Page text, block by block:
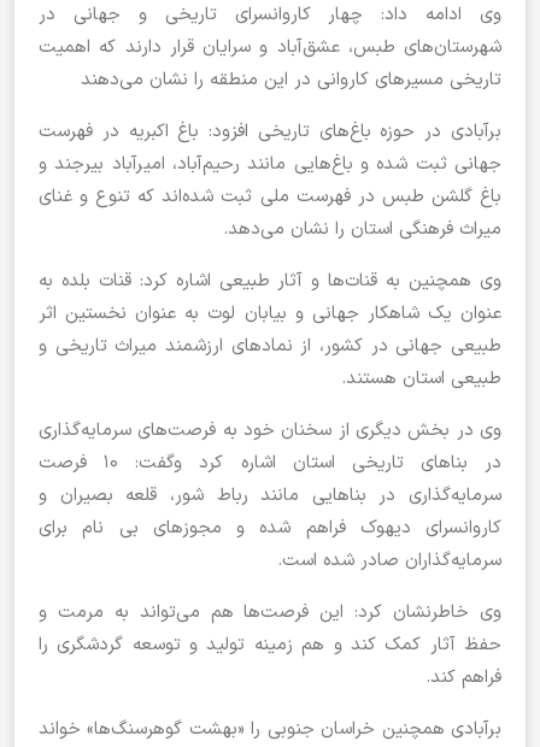
وی ادامه داد: چهار کاروانسرای تاریخی و جهانی در
شهرستان‌های طبس، عشق‌آباد و سرایان قرار دارند که اهمیت
تاریخی مسیرهای کاروانی در این منطقه را نشان می‌دهند
برآبادی در حوزه باغ‌های تاریخی افزود: باغ اکبریه در فهرست
جهانی ثبت شده و باغ‌هایی مانند رحیم‌آباد، امیرآباد بیرجند و
باغ گلشن طبس در فهرست ملی ثبت شده‌اند که تنوع و غنای
میراث فرهنگی استان را نشان می‌دهد.
وی همچنین به قنات‌ها و آثار طبیعی اشاره کرد: قنات بلده به
عنوان یک شاهکار جهانی و بیابان لوت به عنوان نخستین اثر
طبیعی جهانی در کشور، از نمادهای ارزشمند میراث تاریخی و
طبیعی استان هستند.
وی در بخش دیگری از سخنان خود به فرصت‌های سرمایه‌گذاری
در بناهای تاریخی استان اشاره کرد و‌گفت: ۱۰ فرصت
سرمایه‌گذاری در بناهایی مانند رباط شور، قلعه بصیران و
کاروانسرای دیهوک فراهم شده و مجوزهای بی نام برای
سرمایه‌گذاران صادر شده است.
وی خاطرنشان کرد: این فرصت‌ها هم می‌تواند به مرمت و
حفظ آثار کمک کند و هم زمینه تولید و توسعه گردشگری را
فراهم کند.
برآبادی همچنین خراسان جنوبی را «بهشت گوهرسنگ‌ها» خواند